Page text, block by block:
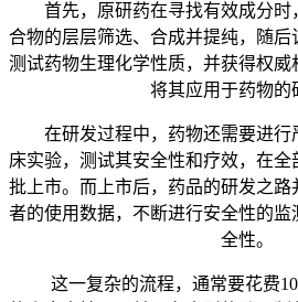
首先，原研药在寻找有效成分时
合物的层层筛选、合成并提纯，随
测试药物生理化学性质，并获得权
将其应用于药物的
在研发过程中，药物还需要进行
床实验，测试其安全性和疗效，在
批上市。而上市后，药品的研发之
者的使用数据，不断进行安全性的
全性。
这一复杂的流程，通常要花费